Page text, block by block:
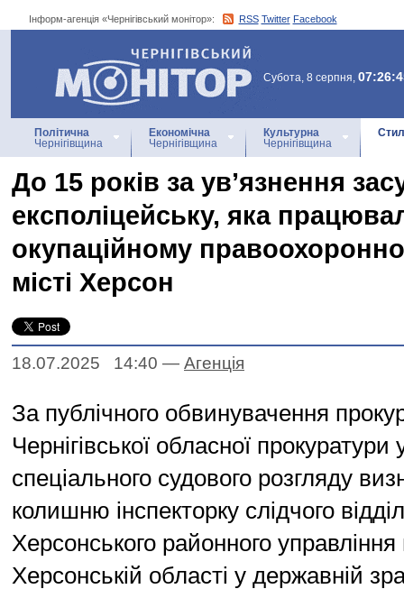
Інформ-агенція «Чернігівський монітор»: RSS Twitter Facebook
Інформ-агенція
«Чернігівський монітор»
Субота, 8 серпня,
Політична
Чернігівщина
Економічна
Чернігівщина
Культурна
Чернігівщина
До 15 років за ув’язнення
експоліцейську, яка
окупаційному
місті Херсон
18.07.2025 14:40 — Агенцiя
За публічного обвинувачення
Чернігівської обласної прокуратури
спеціального судового розгляду
колишню інспекторку слідчого
Херсонського районного
Херсонській області у державній